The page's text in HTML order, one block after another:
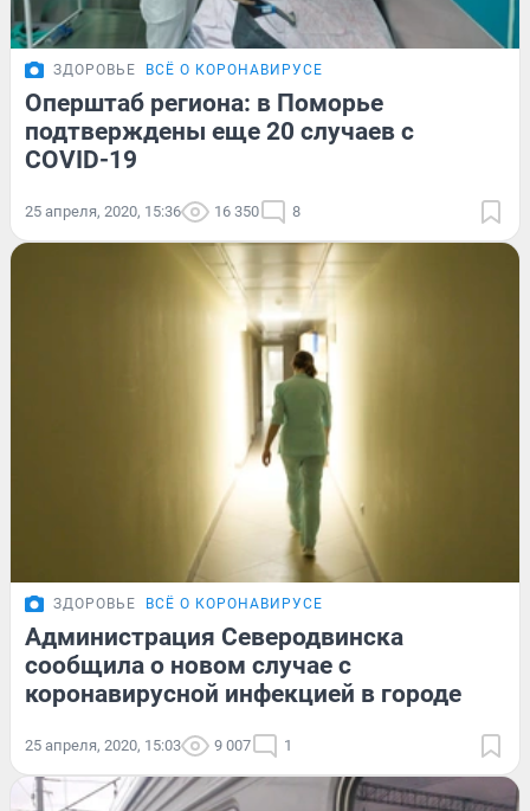
ЗДОРОВЬЕ ВСЁ О КОРОНАВИРУСЕ
Оперштаб региона: в Поморье
подтверждены еще 20 случаев с
COVID-19
25 апреля, 2020, 15:36 16 350 8
ЗДОРОВЬЕ ВСЁ О КОРОНАВИРУСЕ
Администрация Северодвинска
сообщила о новом случае с
коронавирусной инфекцией в городе
25 апреля, 2020, 15:03 9 007 1